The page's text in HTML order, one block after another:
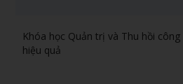
Khóa học Quản trị và Thu hồi
hiệu quả